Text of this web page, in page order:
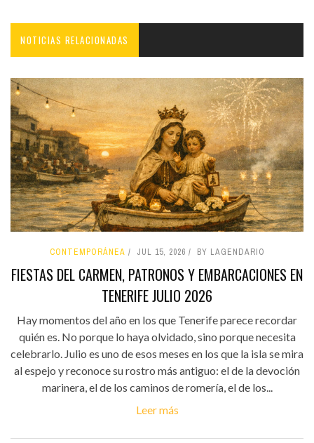
NOTICIAS RELACIONADAS
CONTEMPORÁNEA JUL 15, 2026 BY LAGENDARIO
FIESTAS DEL CARMEN, PATRONOS Y EMBARCACIONES EN
TENERIFE JULIO 2026
Hay momentos del año en los que Tenerife parece recordar
quién es. No porque lo haya olvidado, sino porque necesita
celebrarlo. Julio es uno de esos meses en los que la isla se mira
al espejo y reconoce su rostro más antiguo: el de la devoción
marinera, el de los caminos de romería, el de los...
Leer más